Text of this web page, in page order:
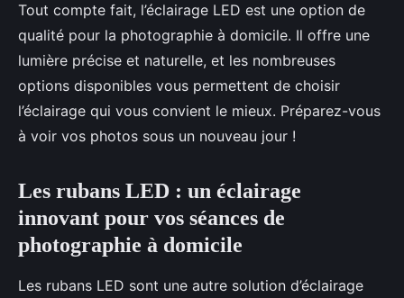
Tout compte fait, l’éclairage LED est une option de
qualité pour la photographie à domicile. Il offre une
lumière précise et naturelle, et les nombreuses
options disponibles vous permettent de choisir
l’éclairage qui vous convient le mieux. Préparez-vous
à voir vos photos sous un nouveau jour !
Les rubans LED : un éclairage
innovant pour vos séances de
photographie à domicile
Les rubans LED sont une autre solution d’éclairage